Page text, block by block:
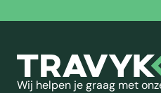
Wij helpen je graag met